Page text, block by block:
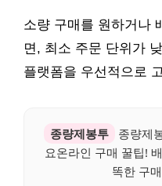
소량 구매를 원하거나
면, 최소 주문 단위가
플랫폼을 우선적으로
종량제봉투
종량제
요온라인 구매 꿀팁!
똑한 구